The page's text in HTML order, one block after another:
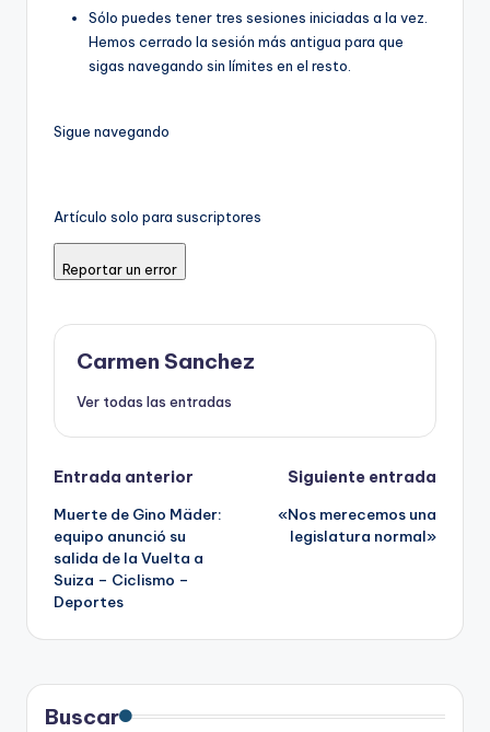
Sólo puedes tener tres sesiones iniciadas a la vez.
Hemos cerrado la sesión más antigua para que
sigas navegando sin límites en el resto.
Sigue navegando
Artículo solo para suscriptores
Reportar un error
Carmen Sanchez
Ver todas las entradas
Navegación
de
entradas
Entrada anterior
Muerte de Gino Mäder:
equipo anunció su
salida de la Vuelta a
Suiza – Ciclismo –
Deportes
Siguiente entrada
«Nos merecemos una
legislatura normal»
Buscar